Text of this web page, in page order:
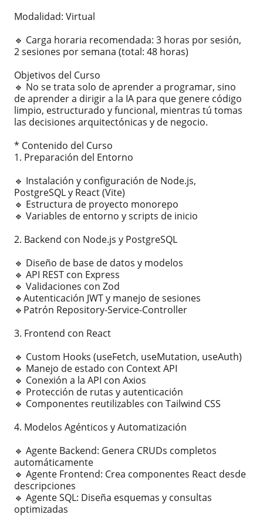
Modalidad: Virtual
🔹 Carga horaria recomendada: 3 horas por sesión,
2 sesiones por semana (total: 48 horas)
Objetivos del Curso
🔹 No se trata solo de aprender a programar, sino
de aprender a dirigir a la IA para que genere código
limpio, estructurado y funcional, mientras tú tomas
las decisiones arquitectónicas y de negocio.
* Contenido del Curso
1. Preparación del Entorno
🔹 Instalación y configuración de Node.js,
PostgreSQL y React (Vite)
🔹 Estructura de proyecto monorepo
🔹 Variables de entorno y scripts de inicio
2. Backend con Node.js y PostgreSQL
🔹 Diseño de base de datos y modelos
🔹 API REST con Express
🔹 Validaciones con Zod
🔹Autenticación JWT y manejo de sesiones
🔹Patrón Repository-Service-Controller
3. Frontend con React
🔹 Custom Hooks (useFetch, useMutation, useAuth)
🔹 Manejo de estado con Context API
🔹 Conexión a la API con Axios
🔹 Protección de rutas y autenticación
🔹 Componentes reutilizables con Tailwind CSS
4. Modelos Agénticos y Automatización
🔹 Agente Backend: Genera CRUDs completos
automáticamente
🔹 Agente Frontend: Crea componentes React desde
descripciones
🔹 Agente SQL: Diseña esquemas y consultas
optimizadas